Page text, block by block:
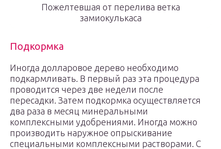
Пожелтевшая от перелива ветка
замиокулькаса
Подкормка
Иногда долларовое дерево необходимо
подкармливать. В первый раз эта процедура
проводится через две недели после
пересадки. Затем подкормка осуществляется
два раза в месяц минеральными
комплексными удобрениями. Иногда можно
производить наружное опрыскивание
специальными комплексными растворами. С